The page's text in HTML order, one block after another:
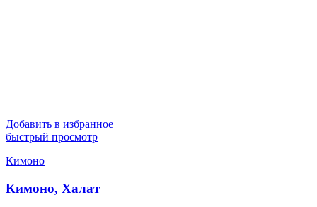
Добавить в избранное
быстрый просмотр
Кимоно
Кимоно, Халат